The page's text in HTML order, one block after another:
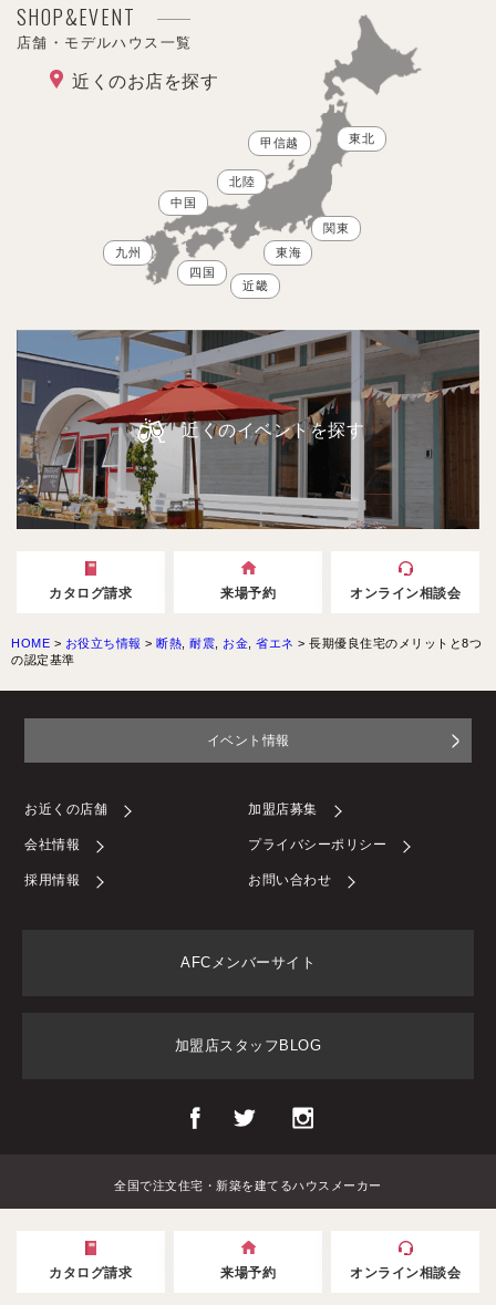
SHOP&EVENT
店舗・モデルハウス一覧
近くのお店を探す
東北
甲信越
北陸
関東
東海
近畿
中国
四国
九州
近くのイベントを探す
カタログ請求 来場予約 オンライン相談会
HOME > お役立ち情報 > 断熱 耐震 お金 省エネ > 長期優良住宅のメリットと8つ
の認定基準
イベント情報
お近くの店舗 加盟店募集
会社情報 プライバシーポリシー
採用情報 お問い合わせ
AFCメンバーサイト
加盟店スタッフBLOG
全国で注文住宅・新築を建てるハウスメーカー
カタログ請求 来場予約 オンライン相談会